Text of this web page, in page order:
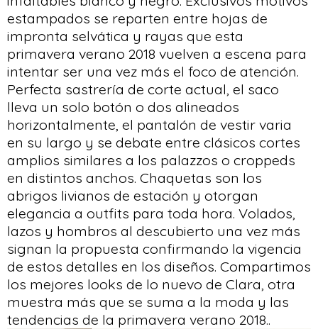
estampados se reparten entre hojas de
impronta selvática y rayas que esta
primavera verano 2018 vuelven a escena para
intentar ser una vez más el foco de atención.
Perfecta sastrería de corte actual, el saco
lleva un solo botón o dos alineados
horizontalmente, el pantalón de vestir varia
en su largo y se debate entre clásicos cortes
amplios similares a los palazzos o croppeds
en distintos anchos. Chaquetas son los
abrigos livianos de estación y otorgan
elegancia a outfits para toda hora. Volados,
lazos y hombros al descubierto una vez más
signan la propuesta confirmando la vigencia
de estos detalles en los diseños. Compartimos
los mejores looks de lo nuevo de Clara, otra
muestra más que se suma a la moda y las
tendencias de la primavera verano 2018..